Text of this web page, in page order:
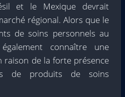
et le Mexique devrait
régional. Alors que le
de soins personnels au
connaître une
raison de la forte présence
de produits de soins